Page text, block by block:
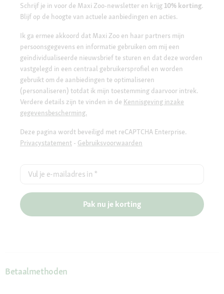
Schrijf je in voor de Maxi Zoo-newsletter en krijg 10% korting.
Blijf op de hoogte van actuele aanbiedingen en acties.
Ik ga ermee akkoord dat Maxi Zoo en haar partners mijn
persoonsgegevens en informatie gebruiken om mij een
geïndividualiseerde nieuwsbrief te sturen en dat deze worden
vastgelegd in een centraal gebruikersprofiel en worden
gebruikt om de aanbiedingen te optimaliseren
(personaliseren) totdat ik mijn toestemming daarvoor intrek.
Verdere details zijn te vinden in de Kennisgeving inzake
gegevensbescherming.
Deze pagina wordt beveiligd met reCAPTCHA Enterprise.
Privacystatement - Gebruiksvoorwaarden
Vul je e-mailadres in *
Pak nu je korting
Betaalmethoden